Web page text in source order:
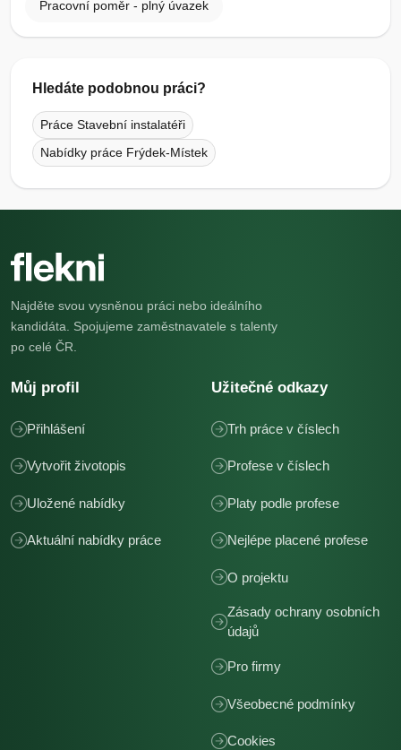
Pracovní poměr - plný úvazek
Hledáte podobnou práci?
Práce Stavební instalatéři
Nabídky práce Frýdek-Místek
Najděte svou vysněnou práci nebo ideálního
kandidáta. Spojujeme zaměstnavatele s talenty
po celé ČR.
Můj profil
Přihlášení
Vytvořit životopis
Uložené nabídky
Aktuální nabídky práce
Užitečné odkazy
Trh práce v číslech
Profese v číslech
Platy podle profese
Nejlépe placené profese
O projektu
Zásady ochrany osobních
údajů
Pro firmy
Všeobecné podmínky
Cookies